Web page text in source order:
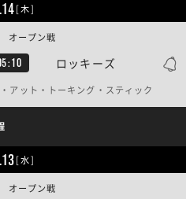
[木]
ロッキーズ
ープン戦
アット・トーキング・スティック
[水]
ープン戦